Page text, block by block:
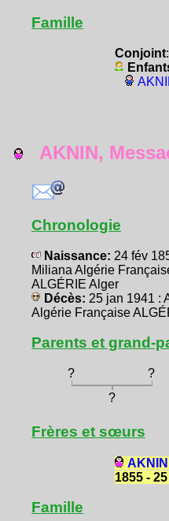
Famille
Conjoint
AKNIN,
Chronologie
Naissance: 24 fév
Miliana Algérie
ALGÉRIE Alger
Décès: 25 jan 1941 :
Algérie Française
Parents et grand-
? ?
?
Frères et sœurs
1855 -
Famille